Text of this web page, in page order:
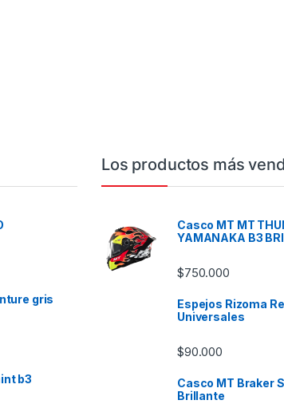
gris
b3
Los productos más
Casco MT MT
YAMANAKA B3
$750.000
Espejos Rizoma
Universales
$90.000
Casco MT Braker
Brillante